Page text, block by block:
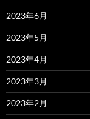
2023年6月
2023年5月
2023年4月
2023年3月
2023年2月